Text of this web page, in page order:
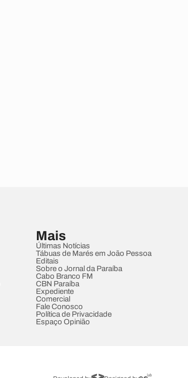
Mais
Últimas Notícias
Tábuas de Marés em João Pessoa
Editais
Sobre o Jornal da Paraíba
Cabo Branco FM
CBN Paraíba
Expediente
Comercial
Fale Conosco
Política de Privacidade
Espaço Opinião